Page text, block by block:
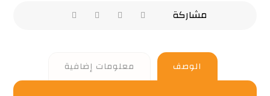
الوصف معلومات إضافية